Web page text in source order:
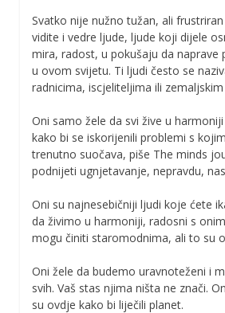
Svatko nije nužno tužan, ali
vidite i vedre ljude, ljude koji dijele
mira, radost, u pokušaju da naprave
u ovom svijetu. Ti ljudi često se
radnicima, iscjeliteljima ili
Oni samo žele da svi žive u
kako bi se iskorijenili problemi s
trenutno suočava, piše The minds
podnijeti ugnjetavanje, nepravdu,
Oni su najnesebičniji ljudi koje ćete
da živimo u harmoniji, radosni s
mogu činiti staromodnima, ali to su
Oni žele da budemo uravnoteženi i
svih. Vaš stas njima ništa ne znači.
su ovdje kako bi liječili planet.